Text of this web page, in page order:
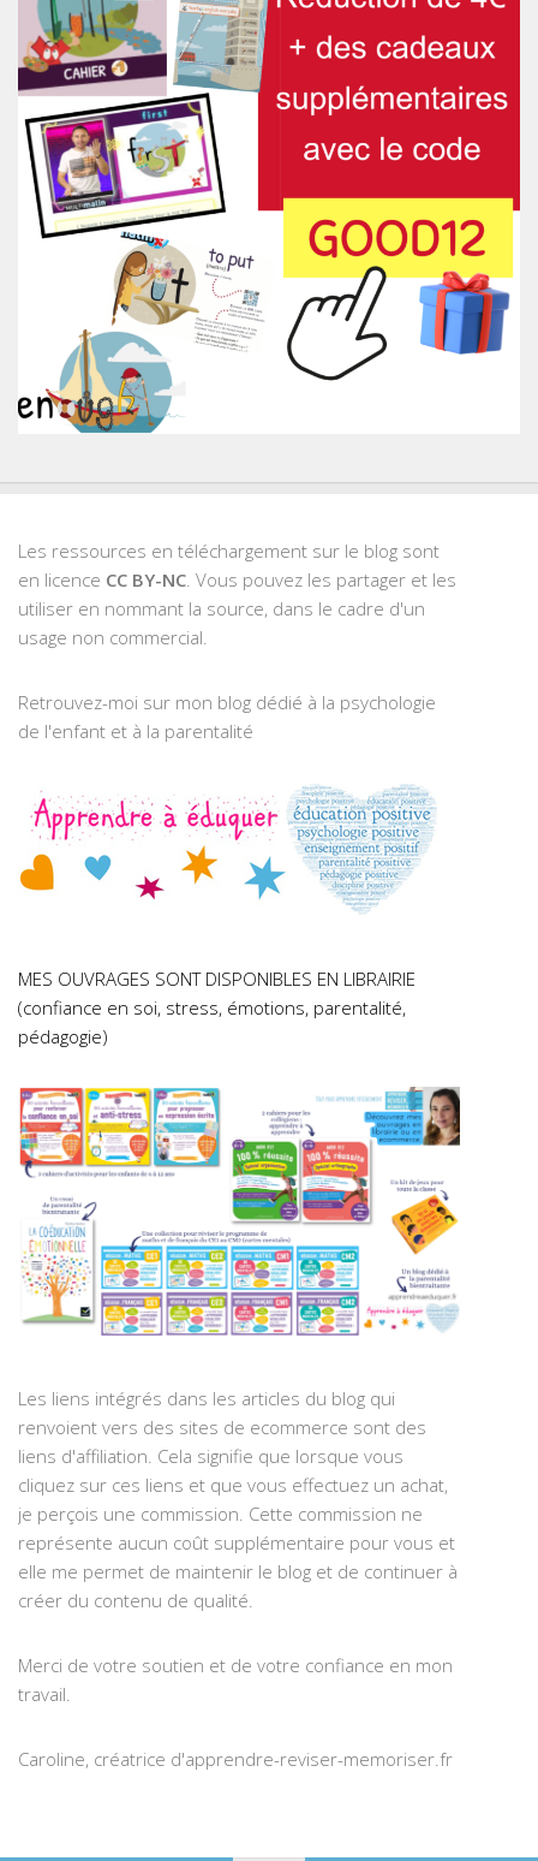
Les ressources en téléchargement sur le blog sont
en licence CC BY-NC . Vous pouvez les partager et les
utiliser en nommant la source, dans le cadre d'un
usage non commercial.
Retrouvez-moi sur mon blog dédié à la psychologie
de l'enfant et à la parentalité
MES OUVRAGES SONT DISPONIBLES EN LIBRAIRIE
(confiance en soi, stress, émotions, parentalité,
pédagogie)
Les liens intégrés dans les articles du blog qui
renvoient vers des sites de ecommerce sont des
liens d'affiliation. Cela signifie que lorsque vous
cliquez sur ces liens et que vous effectuez un achat,
je perçois une commission. Cette commission ne
représente aucun coût supplémentaire pour vous et
elle me permet de maintenir le blog et de continuer à
créer du contenu de qualité.
Merci de votre soutien et de votre confiance en mon
travail.
Caroline, créatrice d'apprendre-reviser-memoriser.fr